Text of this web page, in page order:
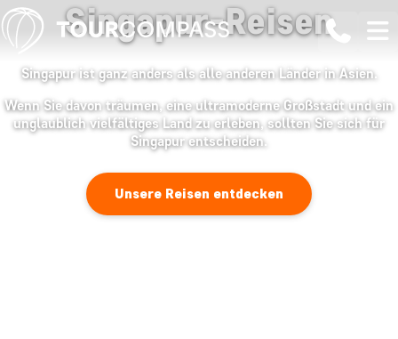
Singapur-Reisen
Singapur ist ganz anders als alle anderen Länder in Asien.
Wenn Sie davon träumen, eine ultramoderne Großstadt und ein
unglaublich vielfältiges Land zu erleben, sollten Sie sich für
Singapur entscheiden.
Unsere Reisen entdecken